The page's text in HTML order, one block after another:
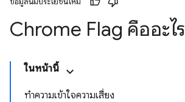
Chrome Flag คืออะไร
ในหน้านี้
ทำความเข้าใจความเสี่ยง